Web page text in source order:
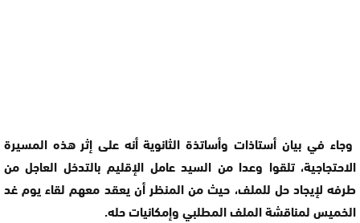
وجاء في بيان أستاذات وأساتذة الثانوية أنه على إثر هذه المسيرة
الاحتجاجية، تلقوا وعدا من السيد عامل الإقليم بالتدخل العاجل من
طرفه لإيجاد حل للملف، حيث من المنظر أن يعقد معهم لقاء يوم غد
الخميس لمناقشة الملف المطلبي وإمكانيات حله.